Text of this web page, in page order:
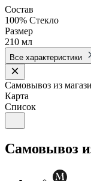
Состав
100% Стекло
Размер
210 мл
Все характеристики
Самовывоз из
Карта
Список
Самовывоз